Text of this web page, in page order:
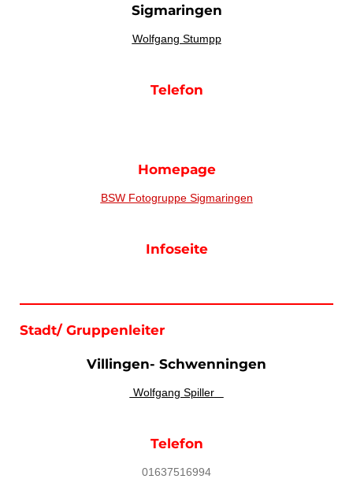
Sigmaringen
Wolfgang Stumpp
Telefon
Homepage
BSW Fotogruppe Sigmaringen
Infoseite
Stadt/ Gruppenleiter
Villingen- Schwenningen
Wolfgang Spiller
Telefon
01637516994